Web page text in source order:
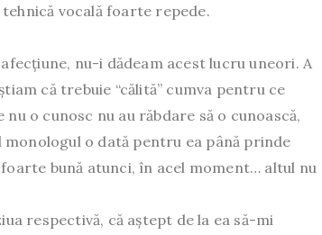
vocală foarte repede.
nu-i dădeam acest lucru uneori. A
că trebuie “călită” cumva pentru ce
o cunosc nu au răbdare să o cunoască,
monologul o dată pentru ea până prinde
bună atunci, în acel moment… altul nu
respectivă, că aștept de la ea să-mi